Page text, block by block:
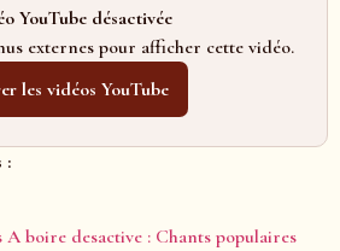
YouTube désactivée
externes pour afficher cette vidéo.
les vidéos YouTube
:
A boire desactive : Chants populaires